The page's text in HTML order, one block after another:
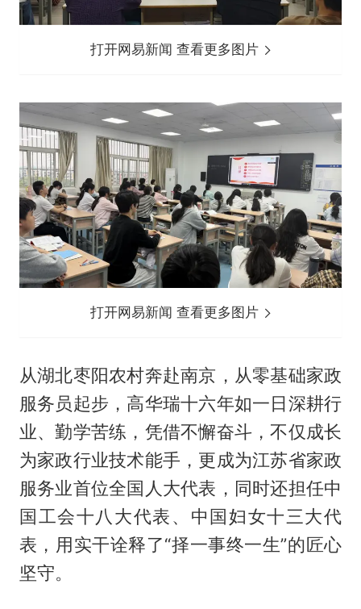
打开网易新闻 查看更多图片
打开网易新闻 查看更多图片
从湖北枣阳农村奔赴南京，从零基础家政
服务员起步，高华瑞十六年如一日深耕行
业、勤学苦练，凭借不懈奋斗，不仅成长
为家政行业技术能手，更成为江苏省家政
服务业首位全国人大代表，同时还担任中
国工会十八大代表、中国妇女十三大代
表，用实干诠释了“择一事终一生”的匠心
坚守。